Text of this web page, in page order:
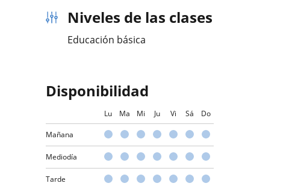
Niveles de las clases
Educación básica
Disponibilidad
Lu Ma Mi Ju Vi Sá Do
Mañana
Mediodía
Tarde